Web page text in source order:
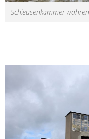
Schleusenkammer